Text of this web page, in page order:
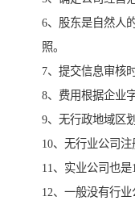
6、股东是自然人
照。
7、提交信息审核
8、费用根据企业
9、无行政地域区
10、无行业公司注
11、实业公司也是1
12、一般没有行